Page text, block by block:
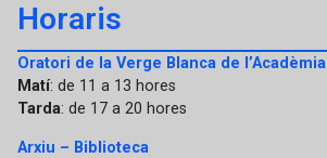
Horaris
Oratori de la Verge Blanca de l’Acadèmia
Matí: de 11 a 13 hores
Tarda: de 17 a 20 hores
Arxiu – Biblioteca